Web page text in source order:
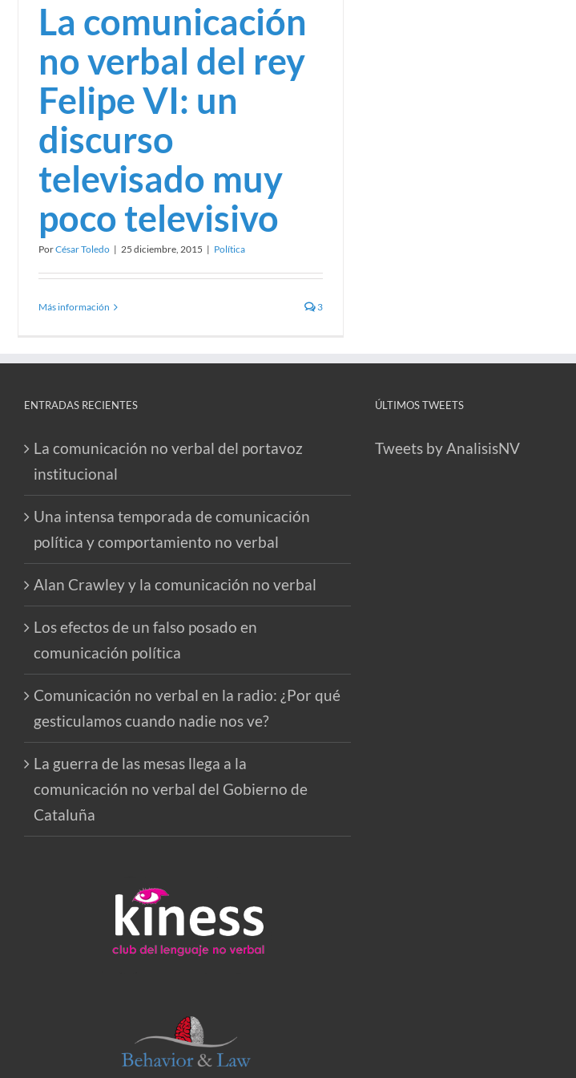
La comunicación
no verbal del rey
Felipe VI: un
discurso
televisado muy
poco televisivo
PorCésar Toledo | 25 diciembre, 2015 | Política
Más información 3
ENTRADAS RECIENTES
La comunicación no verbal del portavoz
institucional
Una intensa temporada de comunicación
política y comportamiento no verbal
Alan Crawley y la comunicación no verbal
Los efectos de un falso posado en
comunicación política
Comunicación no verbal en la radio: ¿Por qué
gesticulamos cuando nadie nos ve?
La guerra de las mesas llega a la
comunicación no verbal del Gobierno de
Cataluña
ÚLTIMOS TWEETS
Tweets by AnalisisNV